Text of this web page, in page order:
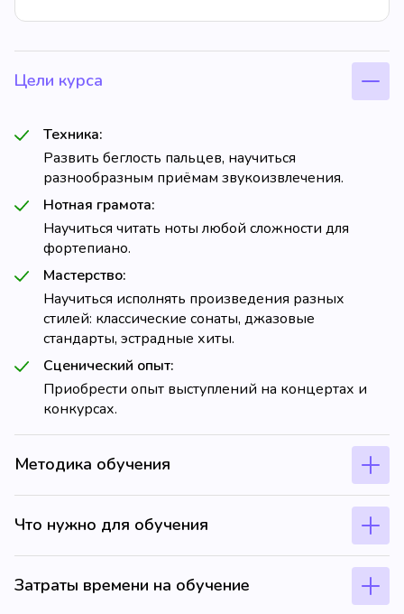
Цели курса
Техника:
Развить беглость пальцев, научиться
разнообразным приёмам звукоизвлечения.
Нотная грамота:
Научиться читать ноты любой сложности для
фортепиано.
Мастерство:
Научиться исполнять произведения разных
стилей: классические сонаты, джазовые
стандарты, эстрадные хиты.
Сценический опыт:
Приобрести опыт выступлений на концертах и
конкурсах.
Методика обучения
Что нужно для обучения
Затраты времени на обучение